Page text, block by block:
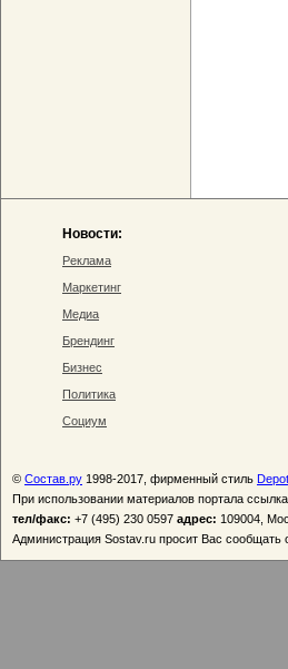
Новости:
Реклама
Маркетинг
Медиа
Брендинг
Бизнес
Политика
Социум
© Состав.ру 1998-2017, фирменный стиль
При использовании материалов портала
тел/факс: +7 (495) 230 0597 адрес: 109004,
Администрация Sostav.ru просит Вас